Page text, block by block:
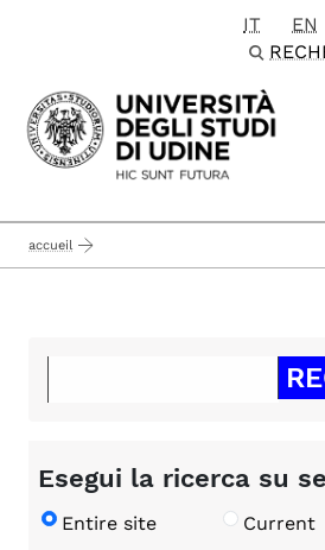
Passa al contenuto
IT EN
accueil
Esegui la ricerca su
Entire site Current